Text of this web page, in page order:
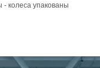
колеса упакованы